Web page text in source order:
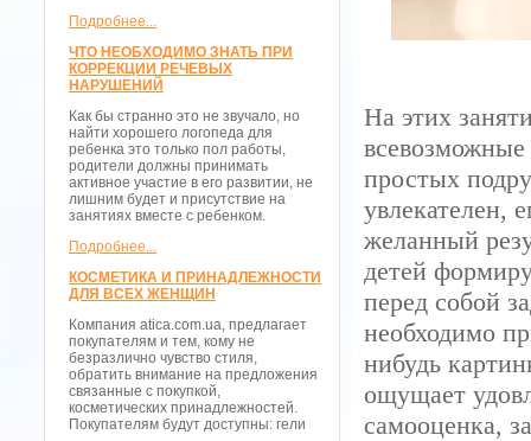
Подробнее...
ЧТО НЕОБХОДИМО ЗНАТЬ ПРИ
КОРРЕКЦИИ РЕЧЕВЫХ
НАРУШЕНИЙ
Как бы странно это не звучало, но
найти хорошего логопеда для
ребенка это только пол работы,
родители должны принимать
активное участие в его развитии, не
лишним будет и присутствие на
занятиях вместе с ребенком.
Подробнее...
КОСМЕТИКА И ПРИНАДЛЕЖНОСТИ
ДЛЯ ВСЕХ ЖЕНЩИН
Компания atica.com.ua, предлагает
покупателям и тем, кому не
безразлично чувство стиля,
обратить внимание на предложения
связанные с покупкой,
косметических принадлежностей.
Покупателям будут доступны: гели
На этих
простых
увлекателен,
желанный
детей
перед собой
необходимо
нибудь
ощущает
самооценка,